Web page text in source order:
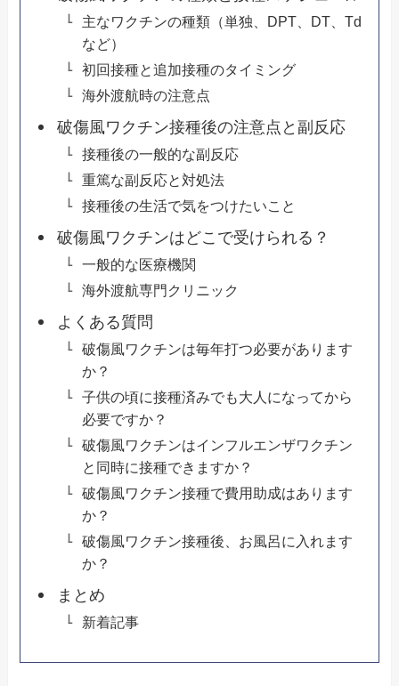
主なワクチンの種類（単独、DPT、DT、Td
など）
初回接種と追加接種のタイミング
海外渡航時の注意点
破傷風ワクチン接種後の注意点と副反応
接種後の一般的な副反応
重篤な副反応と対処法
接種後の生活で気をつけたいこと
破傷風ワクチンはどこで受けられる？
一般的な医療機関
海外渡航専門クリニック
よくある質問
破傷風ワクチンは毎年打つ必要があります
か？
子供の頃に接種済みでも大人になってから
必要ですか？
破傷風ワクチンはインフルエンザワクチン
と同時に接種できますか？
破傷風ワクチン接種で費用助成はあります
か？
破傷風ワクチン接種後、お風呂に入れます
か？
まとめ
新着記事